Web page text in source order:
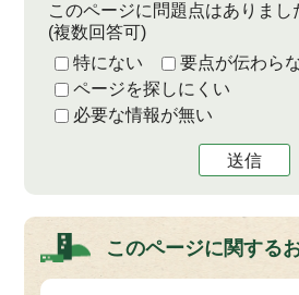
このページに問題点はありまし
(複数回答可)
特にない
要点が伝わら
ページを探しにくい
必要な情報が無い
送信
このページに関する